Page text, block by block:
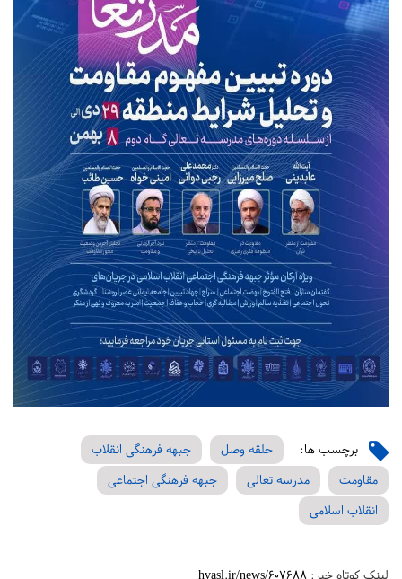
برچسب ها: حلقه وصل
جبهه فرهنگی انقلاب
مقاومت
مدرسه تعالی
جبهه فرهنگی اجتماعی
انقلاب اسلامی
لینک کوتاه خبر: hvasl.ir/news/607688